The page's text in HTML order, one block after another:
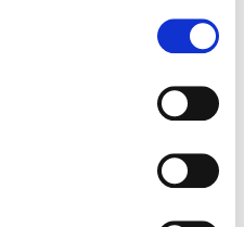
y permite
irregularidades del
con la máxima